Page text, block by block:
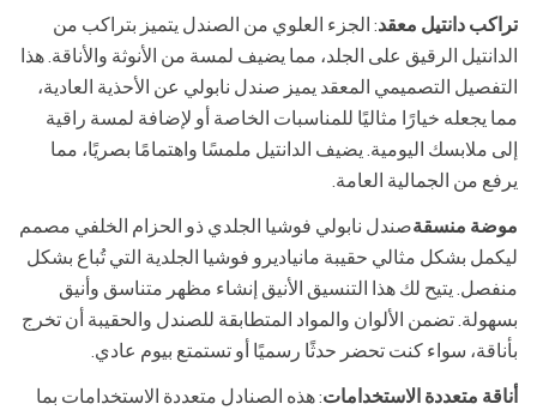
تراكب دانتيل معقد: الجزء العلوي من الصندل يتميز بتراكب من
الدانتيل الرقيق على الجلد، مما يضيف لمسة من الأنوثة والأناقة. هذا
التفصيل التصميمي المعقد يميز صندل نابولي عن الأحذية العادية،
مما يجعله خيارًا مثاليًا للمناسبات الخاصة أو لإضافة لمسة راقية
إلى ملابسك اليومية. يضيف الدانتيل ملمسًا واهتمامًا بصريًا، مما
يرفع من الجمالية العامة.
موضة منسقةصندل نابولي فوشيا الجلدي ذو الحزام الخلفي مصمم
ليكمل بشكل مثالي حقيبة مانياديرو فوشيا الجلدية التي تُباع بشكل
منفصل. يتيح لك هذا التنسيق الأنيق إنشاء مظهر متناسق وأنيق
بسهولة. تضمن الألوان والمواد المتطابقة للصندل والحقيبة أن تخرج
بأناقة، سواء كنت تحضر حدثًا رسميًا أو تستمتع بيوم عادي.
أناقة متعددة الاستخدامات: هذه الصنادل متعددة الاستخدامات بما